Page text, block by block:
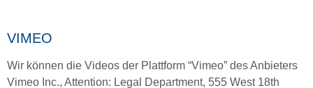
VIMEO
Wir können die Videos der Plattform “Vimeo” des Anbieters
Vimeo Inc., Attention: Legal Department, 555 West 18th